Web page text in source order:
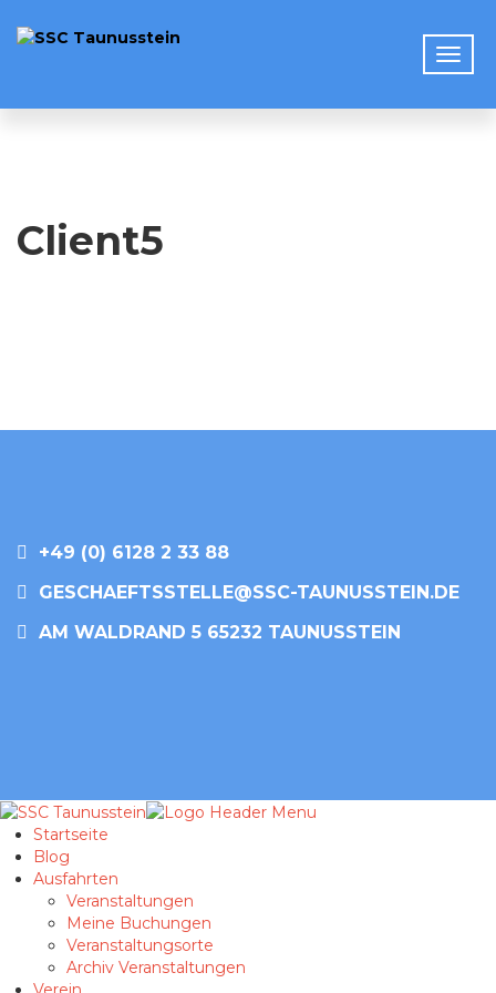
Client5
+49 (0) 6128 2 33 88
GESCHAEFTSSTELLE@SSC-TAUNUSSTEIN.DE
AM WALDRAND 5 65232 TAUNUSSTEIN
Startseite
Blog
Ausfahrten
Veranstaltungen
Meine Buchungen
Veranstaltungsorte
Archiv Veranstaltungen